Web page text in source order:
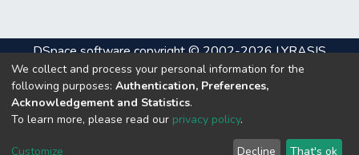
DSpace softwarecopyright © 2002-2026LYRASIS
Cookie
settings
Privacy
policy
End User
Agreement
Send
Hosting & Support
We collect and process your personal information for the
following purposes: Authentication, Preferences,
Acknowledgement and Statistics.
To learn more, please read our privacy policy.
Customize Decline That's ok